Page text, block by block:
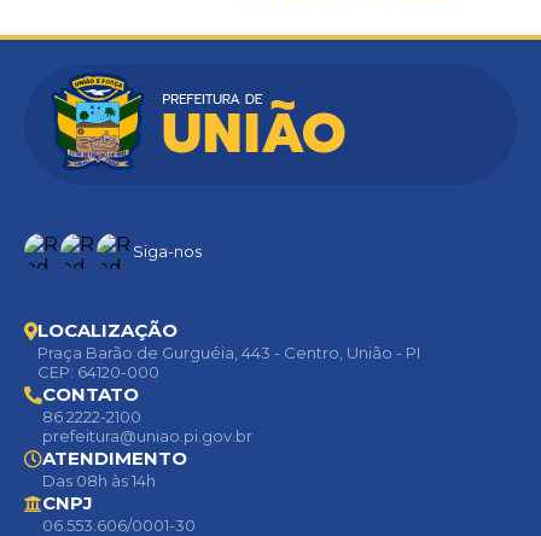
Siga-nos
LOCALIZAÇÃO
Praça Barão de Gurguéia, 443 - Centro, União - PI
CEP: 64120-000
CONTATO
86 2222-2100
prefeitura@uniao.pi.gov.br
ATENDIMENTO
Das 08h às 14h
CNPJ
06.553.606/0001-30